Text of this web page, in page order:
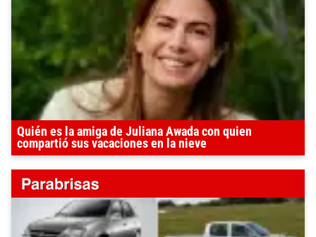
Quién es la amiga de Juliana Awada con quien
compartió sus vacaciones en la nieve